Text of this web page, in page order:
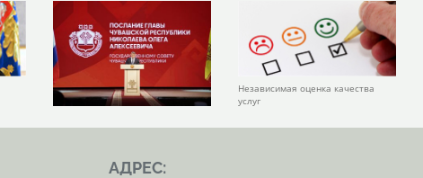
Независимая оценка качества
услуг
АДРЕС: